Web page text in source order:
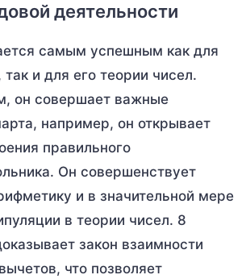
деятельности
самым успешным как для
и для его теории чисел.
он совершает важные
например, он открывает
правильного
Он совершенствует
и в значительной мере
в теории чисел. 8
закон взаимности
что позволяет